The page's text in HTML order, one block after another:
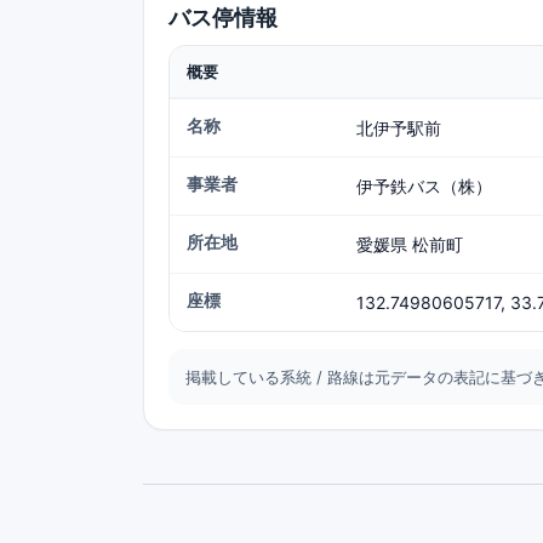
バス停情報
概要
名称 北伊予駅前
事業者 伊予鉄バス（株）
所在地 愛媛県 松前町
座標 132.74980605717,
掲載している系統 / 路線は元データの表記に基づ